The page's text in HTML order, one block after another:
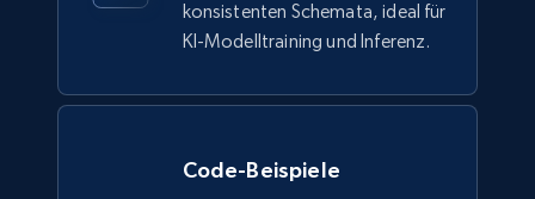
eCommerce
151+ Jetzt kaufen
konsistenten Schemata, ideal für
KI-Modelltraining und Inferenz.
Code-Beispiele